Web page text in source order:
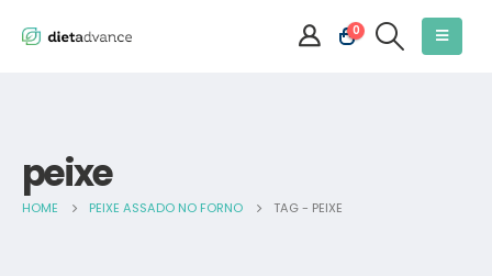
0
peixe
HOME PEIXE ASSADO NO FORNO TAG - PEIXE